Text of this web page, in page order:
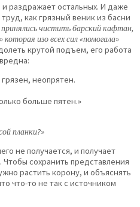
раздражает остальных. И даже
как грязный веник из басни
чистить барский кафтан,
изо всех сил «помогала»
крутой подъем, его работа
неопрятен.
больше пятен.»
планки?»
не получается, и получает
сохранить представления
растить корону, и объяснять
что-то не так с источником